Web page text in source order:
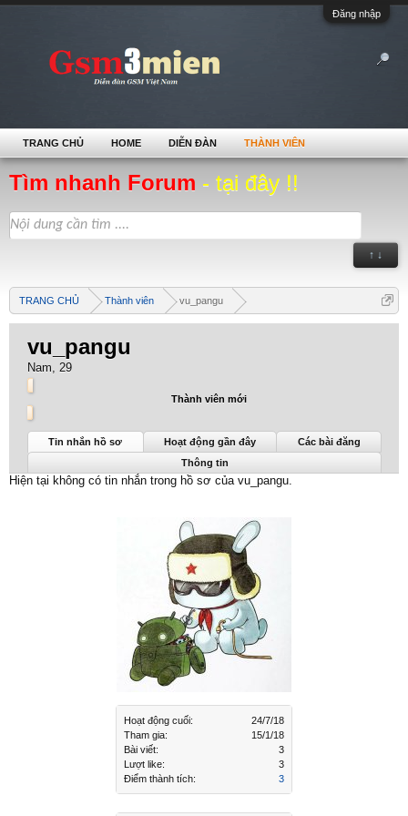
Đăng nhập
Tìm nhanh Forum - tại đây !!
↑ ↓
TRANG CHỦ Thành viên vu_pangu
Hoạt động cuối:
24/7/18
Tham gia:
15/1/18
Bài viết:
3
Lượt like:
3
Điểm thành tích:
3
vu_pangu
Nam, 29
Thành viên mới
vu_pangu được nhìn thấy lần cuối: 24/7/18
Tin nhắn hồ sơ Hoạt động gần đây
Các bài đăng
Thông tin
Hiện tại không có tin nhắn trong hồ sơ của vu_pangu.
TRANG CHỦ HOME DIỄN ĐÀN THÀNH VIÊN